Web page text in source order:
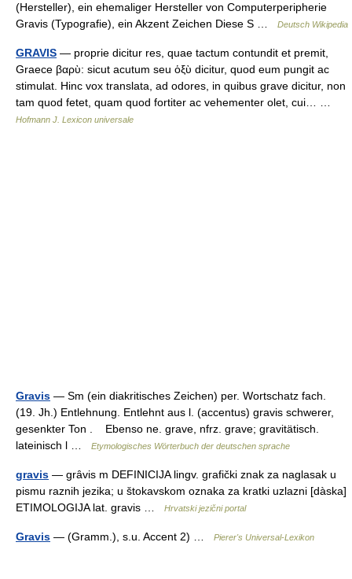
(Hersteller), ein ehemaliger Hersteller von Computerperipherie
Gravis (Typografie), ein Akzent Zeichen Diese S …
Deutsch Wikipedia
GRAVIS — proprie dicitur res, quae tactum contundit et premit,
Graece βαρὺ: sicut acutum seu ὁξὺ dicitur, quod eum pungit ac
stimulat. Hinc vox translata, ad odores, in quibus grave dicitur, non
tam quod fetet, quam quod fortiter ac vehementer olet, cui… …
Hofmann J. Lexicon universale
Gravis — Sm (ein diakritisches Zeichen) per. Wortschatz fach.
(19. Jh.) Entlehnung. Entlehnt aus l. (accentus) gravis schwerer,
gesenkter Ton . Ebenso ne. grave, nfrz. grave; gravitätisch.
lateinisch l …
Etymologisches Wörterbuch der deutschen sprache
gravis — grȃvis m DEFINICIJA lingv. grafički znak za naglasak u
pismu raznih jezika; u štokavskom oznaka za kratki uzlazni [dàska]
ETIMOLOGIJA lat. gravis …
Hrvatski jezični portal
Gravis — (Gramm.), s.u. Accent 2) … Pierer's Universal-Lexikon